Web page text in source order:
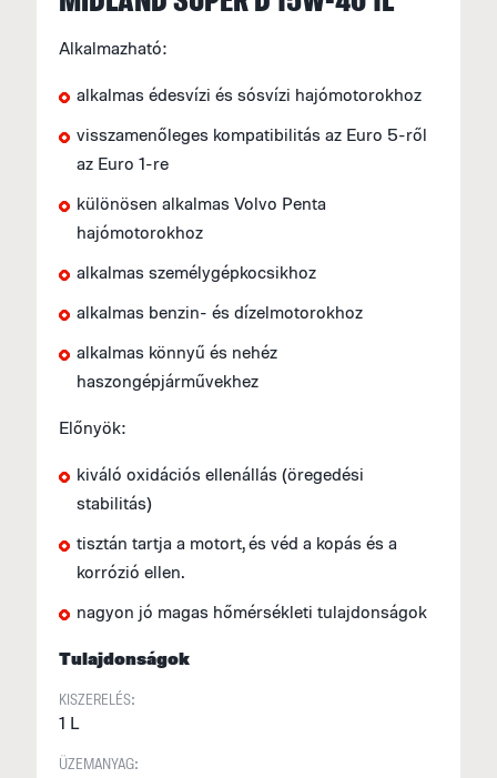
Alkalmazható:
alkalmas édesvízi és sósvízi hajómotorokhoz
visszamenőleges kompatibilitás az Euro 5-ről
az Euro 1-re
különösen alkalmas Volvo Penta
hajómotorokhoz
alkalmas személygépkocsikhoz
alkalmas benzin- és dízelmotorokhoz
alkalmas könnyű és nehéz
haszongépjárművekhez
Előnyök:
kiváló oxidációs ellenállás (öregedési
stabilitás)
tisztán tartja a motort, és véd a kopás és a
korrózió ellen.
nagyon jó magas hőmérsékleti tulajdonságok
Tulajdonságok
KISZERELÉS:
1 L
ÜZEMANYAG: